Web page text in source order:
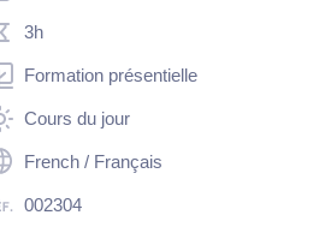
3h
Formation présentielle
Cours du jour
French / Français
002304